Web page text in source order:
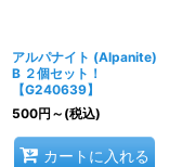
アルパナイト (Alpanite)
B ２個セット！
【G240639】
500円 ～ (税込)
カートに入れる